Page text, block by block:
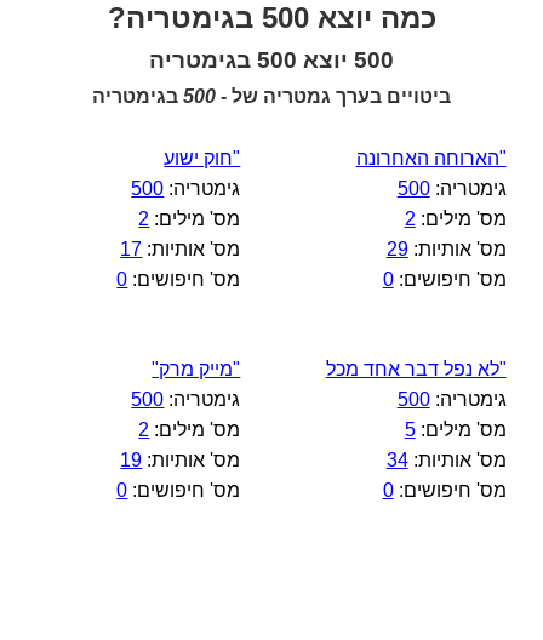
כמה יוצא 500 בגימטריה?
500 יוצא 500 בגימטריה
ביטויים בערך גמטריה של - 500 בגימטריה
"הארוחה האחרונה
גימטריה:500
מס' מילים: 2
מס' אותיות:29
מס' חיפושים:0
"חוק ישוע
גימטריה: 500
מס' מילים: 2
מס' אותיות: 17
מס' חיפושים: 0
"לא נפל דבר אחד מכל
גימטריה:500
מס' מילים:5
מס' אותיות:34
מס' חיפושים:0
"מייק מרק"
גימטריה: 500
מס' מילים: 2
מס' אותיות: 19
מס' חיפושים: 0